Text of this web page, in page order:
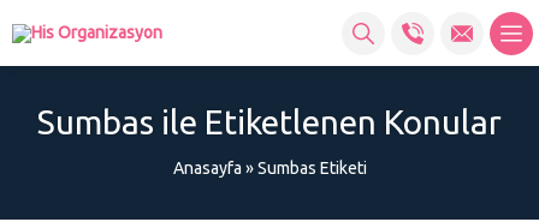
Sumbas ile Etiketlenen Konular
Anasayfa »Sumbas Etiketi